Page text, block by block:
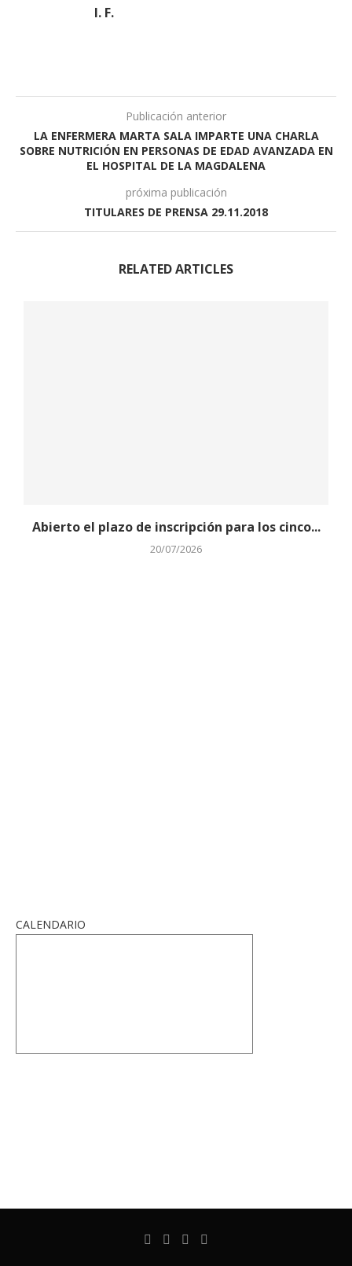
I. F.
Publicación anterior
LA ENFERMERA MARTA SALA IMPARTE UNA CHARLA
SOBRE NUTRICIÓN EN PERSONAS DE EDAD AVANZADA EN
EL HOSPITAL DE LA MAGDALENA
próxima publicación
TITULARES DE PRENSA 29.11.2018
RELATED ARTICLES
Abierto el plazo de inscripción para los cinco...
20/07/2026
CALENDARIO